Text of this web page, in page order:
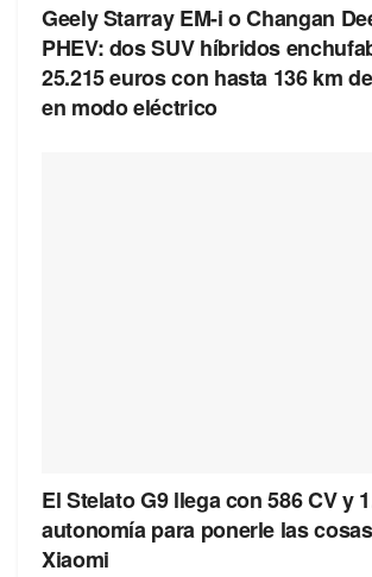
Geely Starray EM-i o Changan
PHEV: dos SUV híbridos
25.215 euros con hasta 136 km
en modo eléctrico
El Stelato G9 llega con 586 CV y
autonomía para ponerle las
Xiaomi